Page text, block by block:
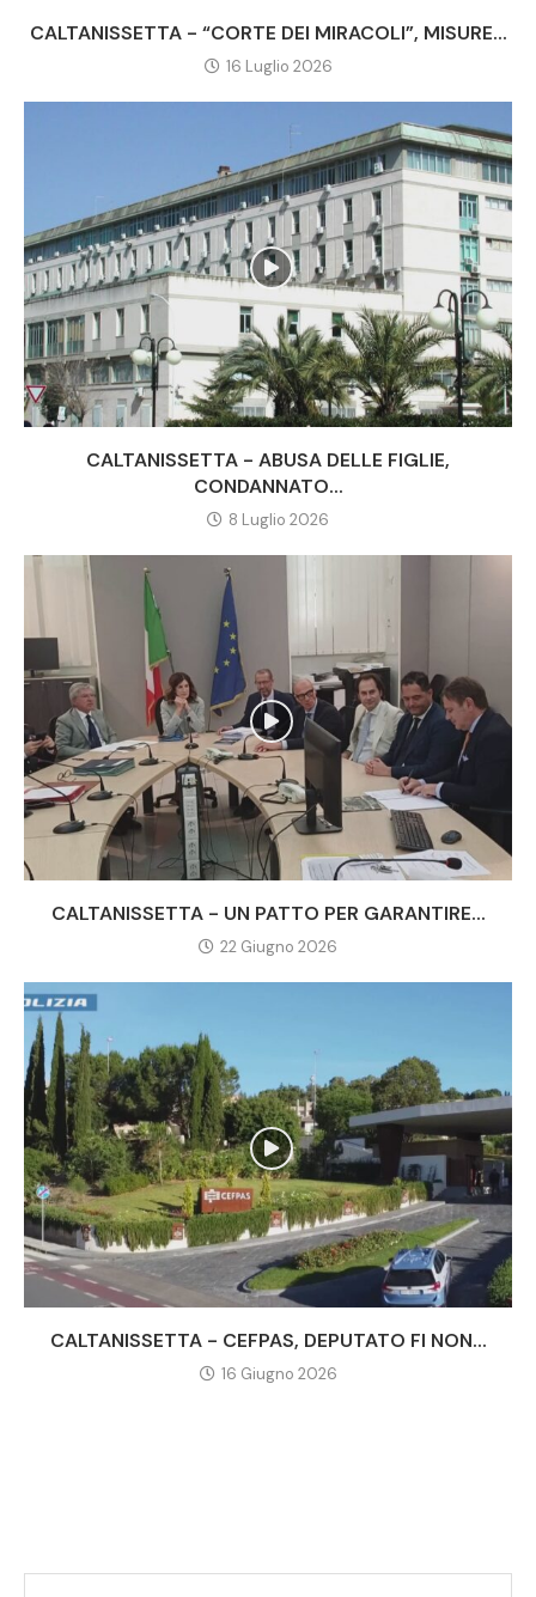
CALTANISSETTA - “CORTE DEI MIRACOLI”, MISURE...
16 Luglio 2026
CALTANISSETTA - ABUSA DELLE FIGLIE,
CONDANNATO...
8 Luglio 2026
CALTANISSETTA - UN PATTO PER GARANTIRE...
22 Giugno 2026
CALTANISSETTA - CEFPAS, DEPUTATO FI NON...
16 Giugno 2026